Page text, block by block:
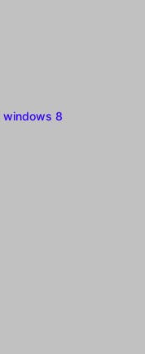
windows 8